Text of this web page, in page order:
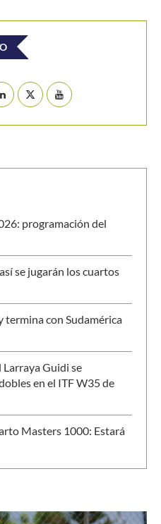
programación del
se jugarán los cuartos
con Sudamérica
Guidi se
en el ITF W35 de
Masters 1000: Estará